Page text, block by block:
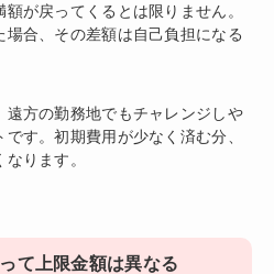
が戻ってくるとは限りません。
合、その差額は自己負担になる
遠方の勤務地でもチャレンジしや
す。初期費用が少なく済む分、
ります。
て上限金額は異なる